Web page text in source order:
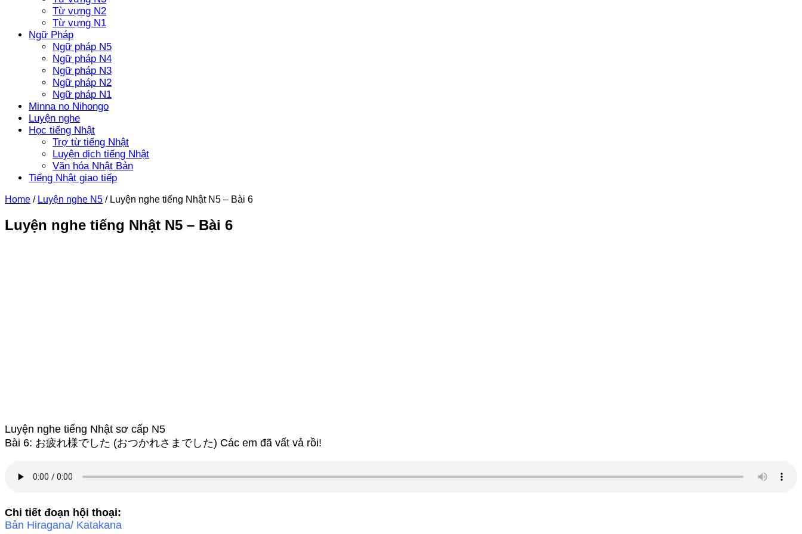
Từ vựng N2
Từ vựng N1
Ngữ Pháp
Ngữ pháp N5
Ngữ pháp N4
Ngữ pháp N3
Ngữ pháp N2
Ngữ pháp N1
Minna no Nihongo
Luyện nghe
Học tiếng Nhật
Trợ từ tiếng Nhật
Luyện dịch tiếng Nhật
Văn hóa Nhật Bản
Tiếng Nhật giao tiếp
Home / Luyện nghe N5 / Luyện nghe tiếng Nhật N5 – Bài 6
Luyện nghe tiếng Nhật N5 – Bài 6
Luyện nghe tiếng Nhật sơ cấp N5
Bài 6: お疲れ様でした (おつかれさまでした) Các em đã vất vả rồi!
Chi tiết đoạn hội thoại:
Bản Hiragana/ Katakana